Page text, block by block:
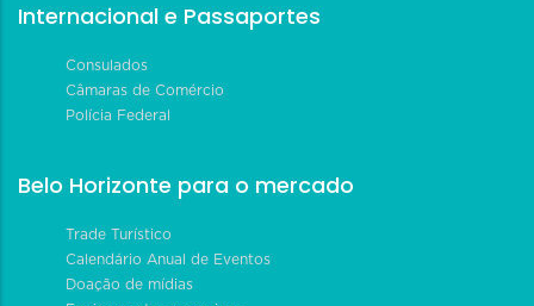
Internacional e Passaportes
Consulados
Câmaras de Comércio
Polícia Federal
Belo Horizonte para o mercado
Trade Turístico
Calendário Anual de Eventos
Doação de mídias